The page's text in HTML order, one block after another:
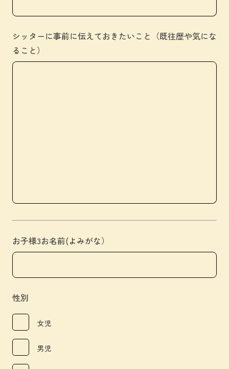
シッターに事前に伝えておきたいこと（既往歴や気にな
ること）
お子様3お名前(よみがな）
性別
女児
男児